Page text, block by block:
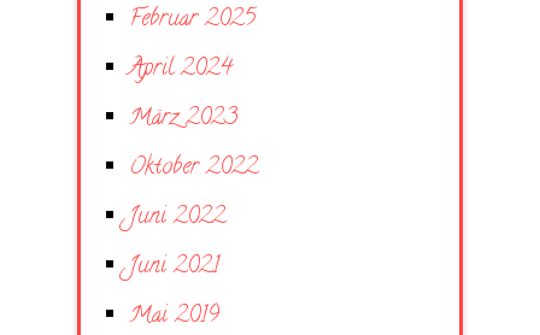
Februar 2025
April 2024
März 2023
Oktober 2022
Juni 2022
Juni 2021
Mai 2019